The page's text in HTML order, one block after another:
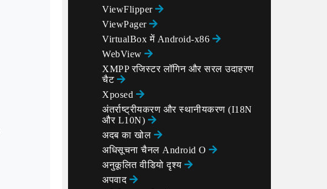
ViewFlipper
ViewPager
VirtualBox में Android-x86
WebView
XMPP रजिस्टर लॉगिन और सरल उदाहरण
चैट
Xposed
अंतर्राष्ट्रीयकरण और स्थानीयकरण (I18N
और L10N)
अदब का खोल
अधिसूचना चैनल Android O
अनुकूलित वीडियो दृश्य
अपवाद